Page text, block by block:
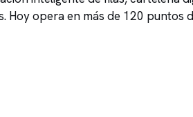
Hoy opera en más de 120 puntos